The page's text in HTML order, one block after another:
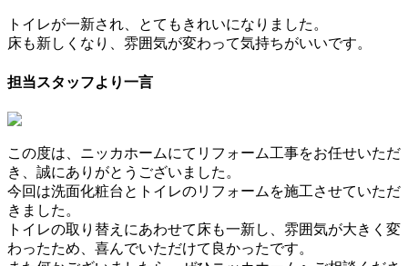
トイレが一新され、とてもきれいになりました。
床も新しくなり、雰囲気が変わって気持ちがいいです。
担当スタッフより一言
この度は、ニッカホームにてリフォーム工事をお任せいただ
き、誠にありがとうございました。
今回は洗面化粧台とトイレのリフォームを施工させていただ
きました。
トイレの取り替えにあわせて床も一新し、雰囲気が大きく変
わったため、喜んでいただけて良かったです。